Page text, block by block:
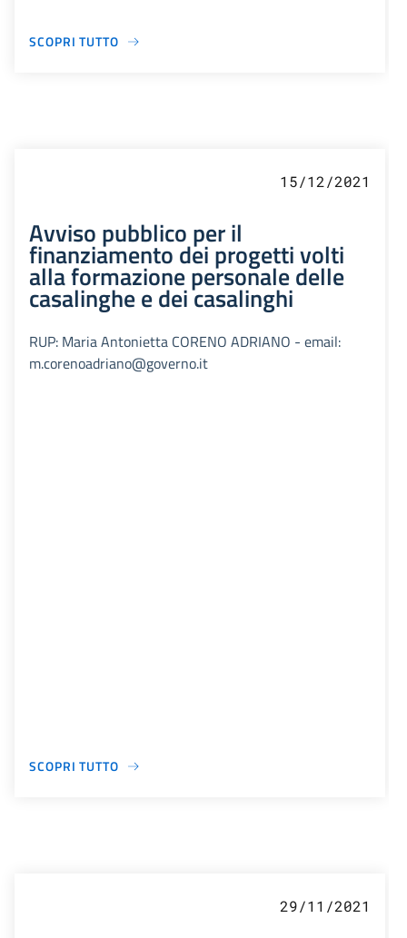
SCOPRI TUTTO
15/12/2021
Avviso pubblico per il
finanziamento dei progetti volti
alla formazione personale delle
casalinghe e dei casalinghi
RUP: Maria Antonietta CORENO ADRIANO - email:
m.corenoadriano@governo.it
SCOPRI TUTTO
29/11/2021